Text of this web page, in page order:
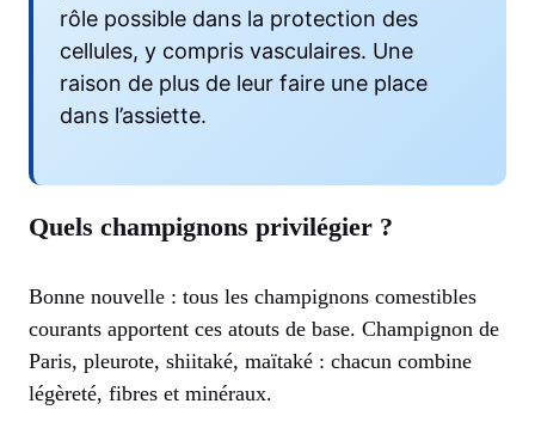
rôle possible dans la protection des
cellules, y compris vasculaires. Une
raison de plus de leur faire une place
dans l’assiette.
Quels champignons privilégier ?
Bonne nouvelle : tous les champignons comestibles
courants apportent ces atouts de base. Champignon de
Paris, pleurote, shiitaké, maïtaké : chacun combine
légèreté, fibres et minéraux.